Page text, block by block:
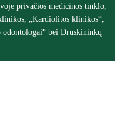
privačios medicinos tinklo,
„Kardiolitos klinikos“,
odontologai“ bei Druskininkų